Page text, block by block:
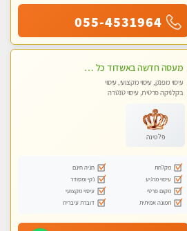
055-4531964
מעסה חדשה באשדוד כל סוגי העיסויים מעסה מקצועית ואיכותית פרטי!!!מומלץ לחלוטין!! Private! Highly recommended
עיסוי מפנק, עיסוי מקצועי, עיסוי
בקלניקה פרטית, עיסוי טנטרה
פלטינה
מקלחת
חניה חינם
עיסוי מרגיע
נקי ומסודר
מקום פרטי
עיסוי מקצועי
תמונה אמיתית
דוברת עיברית